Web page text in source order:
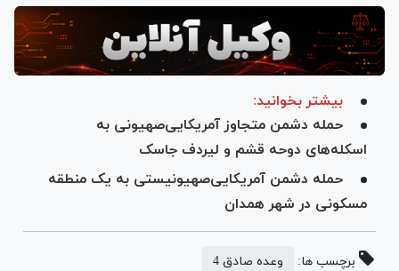
بیشتر بخوانید:
حمله دشمن متجاوز آمریکایی‌صهیونی به
اسکله‌های دوحه قشم و لیردف جاسک
حمله دشمن آمریکایی‌صهیونیستی به یک منطقه
مسکونی در شهر همدان
برچسب ها: وعده صادق 4